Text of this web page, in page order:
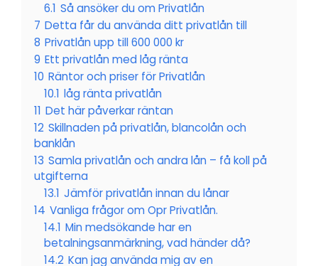
6.1 Så ansöker du om Privatlån
7 Detta får du använda ditt privatlån till
8 Privatlån upp till 600 000 kr
9 Ett privatlån med låg ränta
10 Räntor och priser för Privatlån
10.1 låg ränta privatlån
11 Det här påverkar räntan
12 Skillnaden på privatlån, blancolån och
banklån
13 Samla privatlån och andra lån – få koll på
utgifterna
13.1 Jämför privatlån innan du lånar
14 Vanliga frågor om Opr Privatlån.
14.1 Min medsökande har en
betalningsanmärkning, vad händer då?
14.2 Kan jag använda mig av en